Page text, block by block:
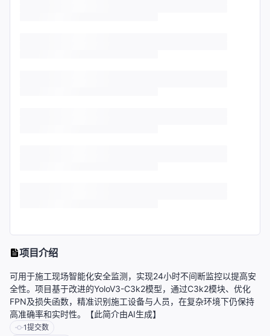
项目介绍
可用于施工现场智能化安全监测，实现24小时不间断监控以提高安
全性。项目基于改进的YoloV3-C3k2模型，通过C3k2模块、优化
FPN及损失函数，精准识别施工设备与人员，在复杂环境下仍保持
高准确率和实时性。【此简介由AI生成】
1提交数